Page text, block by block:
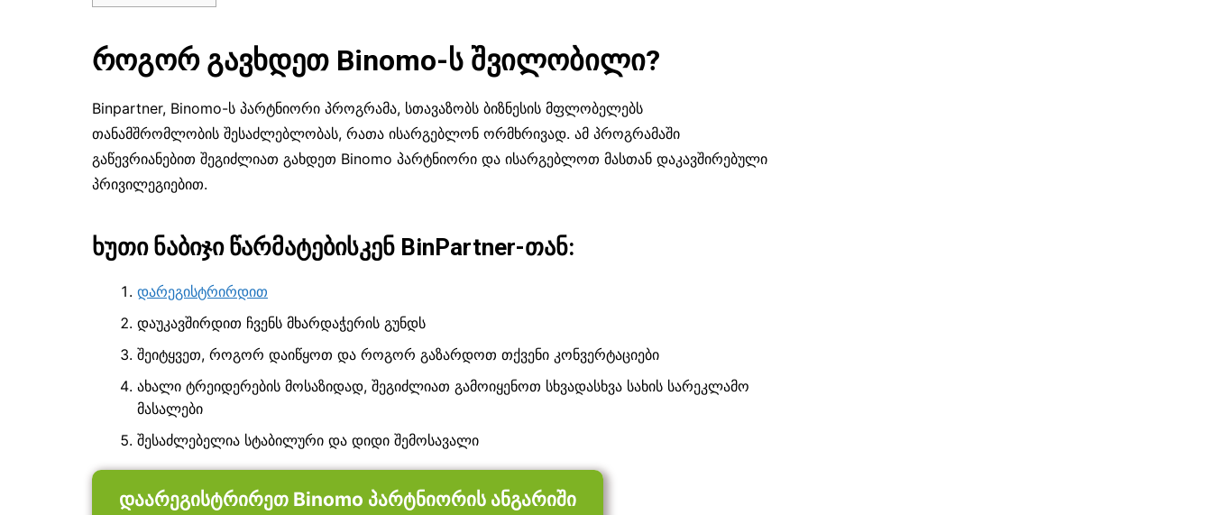
როგორ გავხდეთ Binomo-ს შვილობილი?
Binpartner, Binomo-ს პარტნიორი პროგრამა, სთავაზობს ბიზნესის მფლობელებს
თანამშრომლობის შესაძლებლობას, რათა ისარგებლონ ორმხრივად. ამ პროგრამაში
გაწევრიანებით შეგიძლიათ გახდეთ Binomo პარტნიორი და ისარგებლოთ მასთან დაკავშირებული
პრივილეგიებით.
ხუთი ნაბიჯი წარმატებისკენ BinPartner-თან:
დარეგისტრირდით
დაუკავშირდით ჩვენს მხარდაჭერის გუნდს
შეიტყვეთ, როგორ დაიწყოთ და როგორ გაზარდოთ თქვენი კონვერტაციები
ახალი ტრეიდერების მოსაზიდად, შეგიძლიათ გამოიყენოთ სხვადასხვა სახის სარეკლამო
მასალები
შესაძლებელია სტაბილური და დიდი შემოსავალი
დაარეგისტრირეთ Binomo პარტნიორის ანგარიში